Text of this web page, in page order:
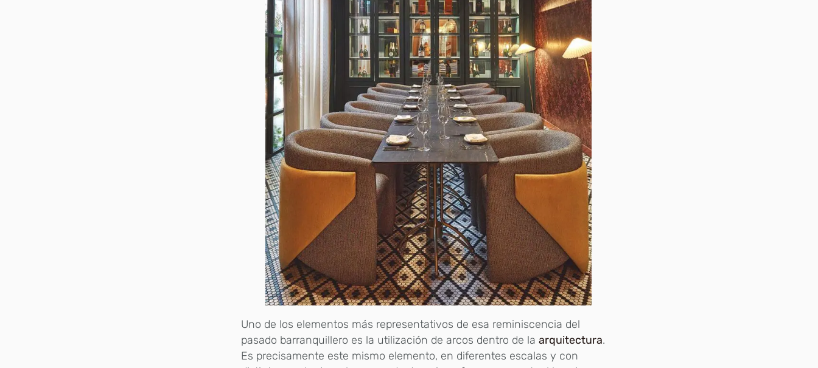
Uno de los elementos más representativos de esa reminiscencia del
pasado barranquillero es la utilización de arcos dentro de laarquitectura.
Es precisamente este mismo elemento, en diferentes escalas y con